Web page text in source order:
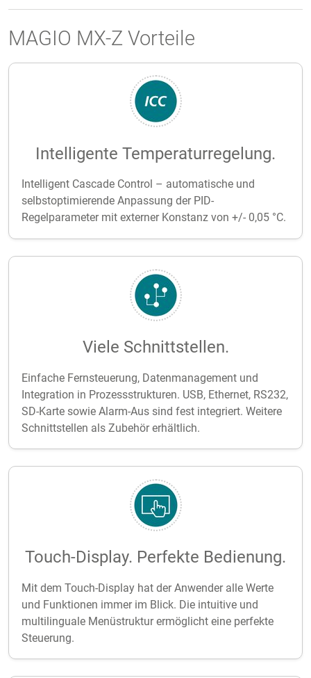
MAGIO MX-Z Vorteile
Intelligente Temperaturregelung.
Intelligent Cascade Control – automatische und
selbstoptimierende Anpassung der PID-
Regelparameter mit externer Konstanz von +/- 0,05 °C.
Viele Schnittstellen.
Einfache Fernsteuerung, Datenmanagement und
Integration in Prozessstrukturen. USB, Ethernet, RS232,
SD-Karte sowie Alarm-Aus sind fest integriert. Weitere
Schnittstellen als Zubehör erhältlich.
Touch-Display. Perfekte Bedienung.
Mit dem Touch-Display hat der Anwender alle Werte
und Funktionen immer im Blick. Die intuitive und
multilinguale Menüstruktur ermöglicht eine perfekte
Steuerung.